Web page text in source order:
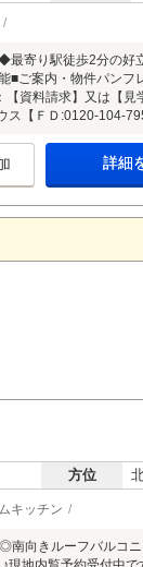
最寄り駅徒歩2分の好
■ご案内・物件パンフ
資料請求】又は【見
【ＦＤ:0120-104-
詳細
方位
キッチン
向きルーフバルコニ